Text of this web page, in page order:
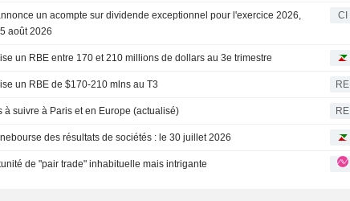
un acompte sur dividende exceptionnel pour l'exercice 2026,
août 2026
CI
un RBE entre 170 et 210 millions de dollars au 3e trimestre
un RBE de $170-210 mlns au T3 RE
à suivre à Paris et en Europe (actualisé) RE
des résultats de sociétés : le 30 juillet 2026
de "pair trade" inhabituelle mais intrigante